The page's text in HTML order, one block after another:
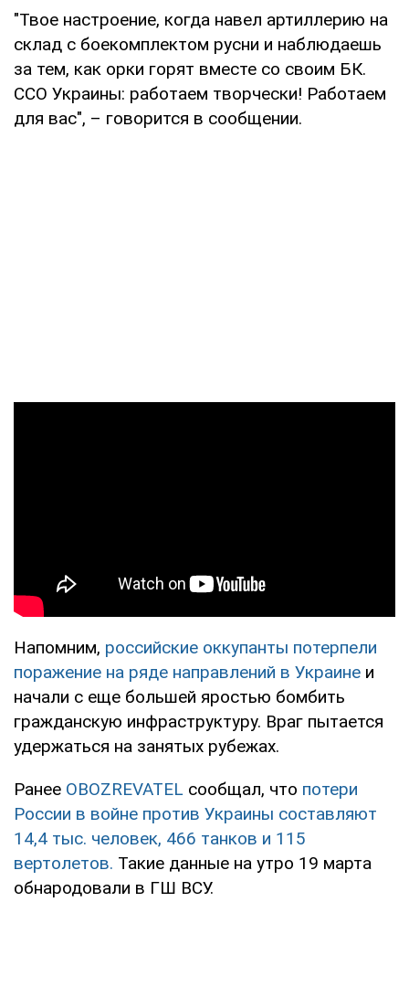
"Твое настроение, когда навел артиллерию на
склад с боекомплектом русни и наблюдаешь
за тем, как орки горят вместе со своим БК.
ССО Украины: работаем творчески! Работаем
для вас", – говорится в сообщении.
Напомним, российские оккупанты потерпели
поражение на ряде направлений в Украине и
начали с еще большей яростью бомбить
гражданскую инфраструктуру. Враг пытается
удержаться на занятых рубежах.
Ранее OBOZREVATEL сообщал, что потери
России в войне против Украины составляют
14,4 тыс. человек, 466 танков и 115
вертолетов. Такие данные на утро 19 марта
обнародовали в ГШ ВСУ.